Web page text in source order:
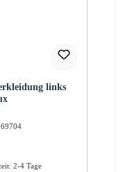
links
2-4 Tage